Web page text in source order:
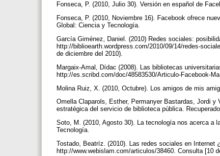
Fonseca, P. (2010, Julio 30). Versión en español de
Fonseca, P. (2010, Noviembre 16). Facebook ofrece
Global: Ciencia y Tecnología.
García Giménez, Daniel. (2010) Redes sociales:
http://biblioearth.wordpress.com/2010/09/14/redes-
de diciembre del 2010).
Margaix-Amal, Dídac (2008). Las bibliotecas
http://es.scribd.com/doc/48583530/Articulo-Facebook-
Molina Ruiz, X. (2010, Octubre). Los amigos de mis
Omella Claparols, Esther, Permanyer Bastardas, Jordi
estratégica del servicio de biblioteca pública.
Soto, M. (2010, Agosto 30). La tecnología nos acerca a
Tecnología.
Tostado, Beatríz. (2010). Las redes sociales en Internet
http://www.webislam.com/articulos/38460. Consulta [10